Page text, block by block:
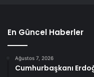
En Güncel Haberler
Ağustos 7, 2026
Cumhurbaşkanı